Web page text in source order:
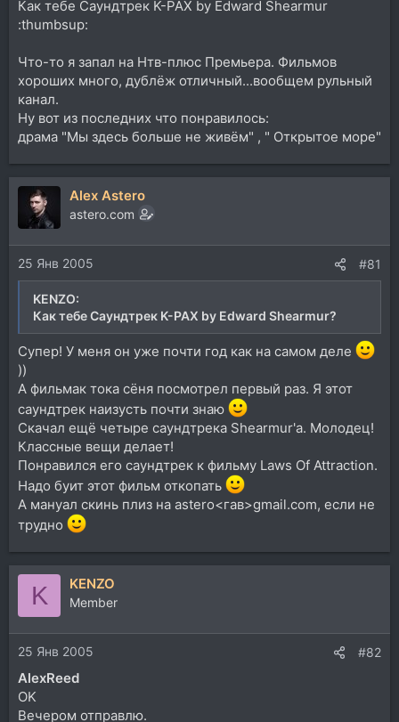
Как тебе Саундтрек K-PAX by Edward Shearmur
:thumbsup:
Что-то я запал на Нтв-плюс Премьера. Фильмов
хороших много, дублёж отличный...вообщем рульный
канал.
Ну вот из последних что понравилось:
драма "Мы здесь больше не живём" , " Открытое море"
Alex Astero
astero.com
25 Янв 2005 #81
KENZO:
Как тебе Саундтрек K-PAX by Edward Shearmur?
Супер! У меня он уже почти год как на самом деле
))
А фильмак тока сёня посмотрел первый раз. Я этот
саундтрек наизусть почти знаю
Скачал ещё четыре саундтрека Shearmur'а. Молодец!
Классные вещи делает!
Понравился его саундтрек к фильму Laws Of Attraction.
Надо буит этот фильм откопать
А мануал скинь плиз на astero<гав>gmail.com, если не
трудно
K KENZO
Member
25 Янв 2005 #82
AlexReed
OK
Вечером отправлю.